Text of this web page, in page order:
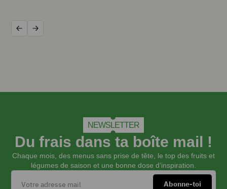
papillotes
silicone)
180°C.
Peler
Précédent
Suivant
NEWSLETTER
Du frais dans ta boîte mail !
Chaque mois, des menus sans prise de tête, le top des fruits et
légumes de saison et une bonne dose d’inspiration.